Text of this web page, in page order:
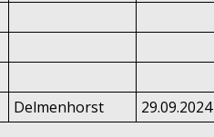
Delmenhorst 29.09.2024